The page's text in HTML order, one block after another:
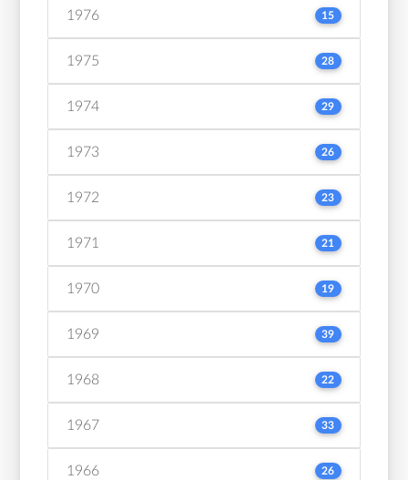
1976 15
1975 28
1974 29
1973 26
1972 23
1971 21
1970 19
1969 39
1968 22
1967 33
1966 26